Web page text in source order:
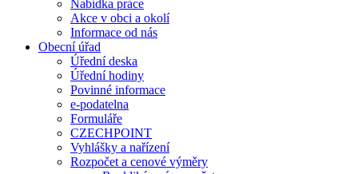
Nabídka práce
Akce v obci a okolí
Informace od nás
Obecní úřad
Úřední deska
Úřední hodiny
Povinné informace
e-podatelna
Formuláře
CZECHPOINT
Vyhlášky a nařízení
Rozpočet a cenové výměry